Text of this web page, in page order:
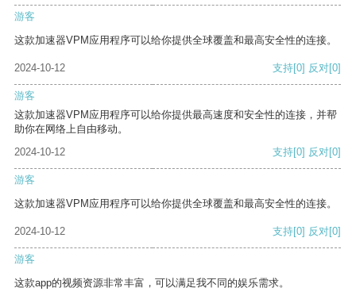
游客
这款加速器VPM应用程序可以给你提供全球覆盖和最高安全性的连接。
2024-10-12 支持[0] 反对[0]
游客
这款加速器VPM应用程序可以给你提供最高速度和安全性的连接，并帮
助你在网络上自由移动。
2024-10-12
支持[0] 反对[0]
游客
这款加速器VPM应用程序可以给你提供全球覆盖和最高安全性的连接。
2024-10-12 支持[0] 反对[0]
游客
这款app的视频资源非常丰富，可以满足我不同的娱乐需求。